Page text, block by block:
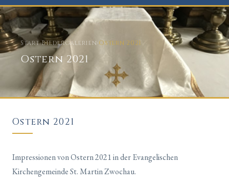
Start›Bildergalerien›Ostern 2021
Ostern 2021
Ostern 2021
Impressionen von Ostern 2021 in der Evangelischen
Kirchengemeinde St. Martin Zwochau.